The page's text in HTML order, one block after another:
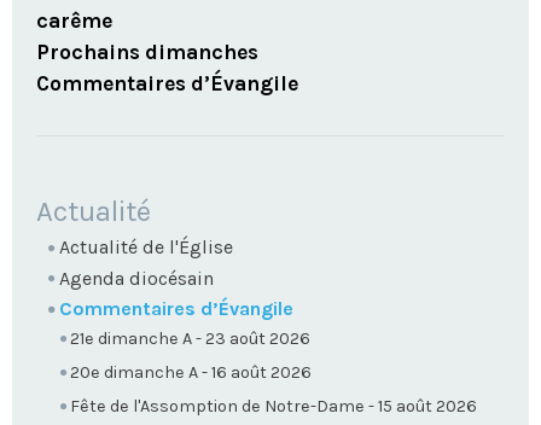
carême
Prochains dimanches
Commentaires d’Évangile
NAVIGATION
Actualité
Actualité de l'Église
Agenda diocésain
Commentaires d’Évangile
21e dimanche A - 23 août 2026
20e dimanche A - 16 août 2026
Fête de l'Assomption de Notre-Dame - 15 août 2026